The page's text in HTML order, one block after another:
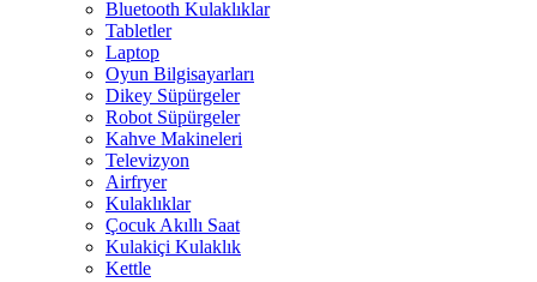
Bluetooth Kulaklıklar
Tabletler
Laptop
Oyun Bilgisayarları
Dikey Süpürgeler
Robot Süpürgeler
Kahve Makineleri
Televizyon
Airfryer
Kulaklıklar
Çocuk Akıllı Saat
Kulakiçi Kulaklık
Kettle